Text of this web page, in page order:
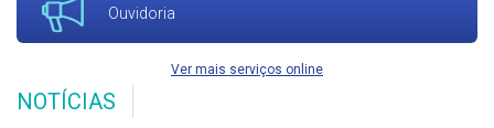
Ouvidoria
Ver mais serviços online
NOTÍCIAS